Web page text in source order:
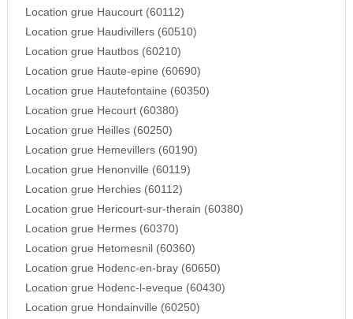
Location grue Haucourt (60112)
Location grue Haudivillers (60510)
Location grue Hautbos (60210)
Location grue Haute-epine (60690)
Location grue Hautefontaine (60350)
Location grue Hecourt (60380)
Location grue Heilles (60250)
Location grue Hemevillers (60190)
Location grue Henonville (60119)
Location grue Herchies (60112)
Location grue Hericourt-sur-therain (60380)
Location grue Hermes (60370)
Location grue Hetomesnil (60360)
Location grue Hodenc-en-bray (60650)
Location grue Hodenc-l-eveque (60430)
Location grue Hondainville (60250)